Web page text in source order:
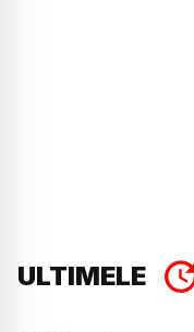
ULTIMELE